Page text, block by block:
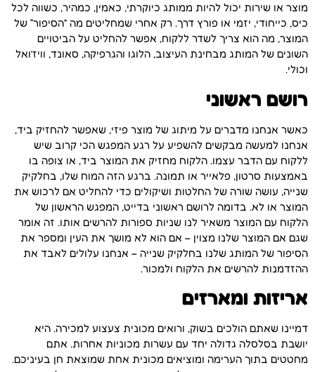
מוצר או שירות יכול להיות ממותג כיוקרתי, כאמין, כמהיר, כשווה לכל
כיס, כייחודי, יזמי או פורץ דרך. רק אחרי שמחליטים מה “הסיפור” של
המוצר, מה הוא צריך לשדר ללקוח, אפשר להחליט על הביטויים
השונים של המותג מבחינת העיצוב, הלוגו והגרפיקה, סאונד, וויז’ואל
וכולי.
רושם ראשוני
כאשר אנחנו מדברים על מיתוג של מוצר פיזי, שאפשר להחזיק ביד,
אנחנו למעשה מבקשים להשפיע על רגע המפגש הכי קרוב שיש
ללקוח עם הדבר עצמו. הלקוח מחזיק את המוצר ביד, או צופה בו
באמצעות סרטון, פלאייר או תמונה. ברגע הזה המוח שלו, בחלקיק
שנייה, עושה שורה של החלטות ושיקולים כדי להחליט אם לרכוש את
המוצר או לא. בדומה לרושם ראשוני בדייט, המפגש הראשון של
הלקוח עם המוצר משאיר לנו שניות ספורות להרשים אותו. זה אומר
שגם אם המוצר שלנו מצוין – אם הוא לא מושך את העין ומספר את
הסיפור של המותג שלנו בחלקיק שנייה – אנחנו עלולים לאבד את
ההזדמנות להרשים את הלקוח ולמכור.
אריזות ומארזים
דמיינו שאתם הולכים בשוק, ורואים מכונית צעצוע למכירה. היא
יושבת בסלסלה גדולה יחד עם עשרות מכוניות אחרות. אתם
מחטטים בתוך הערימה ומוציאים מכונית אחת שמוצאת חן בעיניכם.